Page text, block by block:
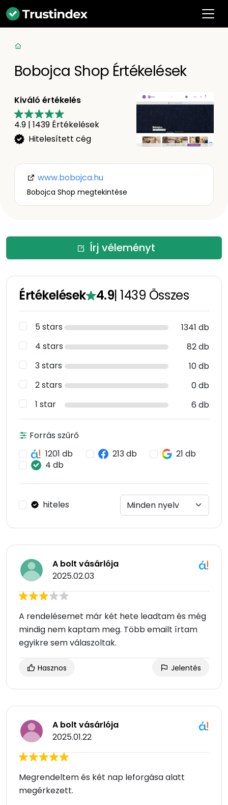
Bobojca Shop Értékelések
Kiváló értékelés
4.9 | 1439 Értékelések
Hitelesített cég
www.bobojca.hu
Bobojca Shop megtekintése
Írj véleményt
Értékelések 4.9|1439 Összes
5 stars
1341 db
4 stars
82 db
3 stars
10 db
2 stars
0 db
1 star
6 db
Forrás szűrő
1201 db
213 db
21 db
4 db
hiteles
A bolt vásárlója
2025.02.03
A rendelésemet már két hete leadtam és még
mindig nem kaptam meg. Több emailt írtam
egyikre sem válaszoltak.
Hasznos Jelentés
A bolt vásárlója
2025.01.22
Megrendeltem és két nap leforgása alatt
megérkezett.